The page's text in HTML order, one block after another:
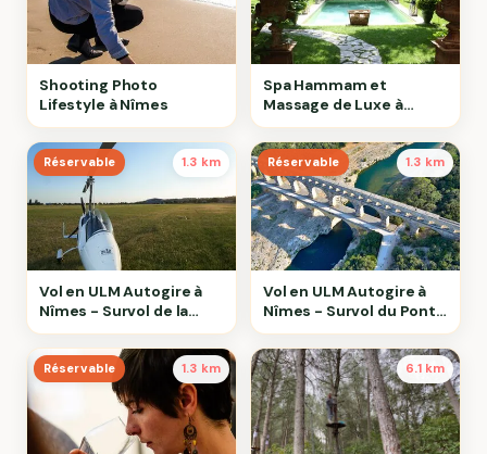
Shooting Photo
Lifestyle à Nîmes
Spa Hammam et
Massage de Luxe à
Nîmes
Réservable 1.3 km
Vol en ULM Autogire à
Nîmes - Survol de la
Camargue
Réservable 1.3 km
Vol en ULM Autogire à
Nîmes - Survol du Pont
du Gard
Réservable 1.3 km 6.1 km